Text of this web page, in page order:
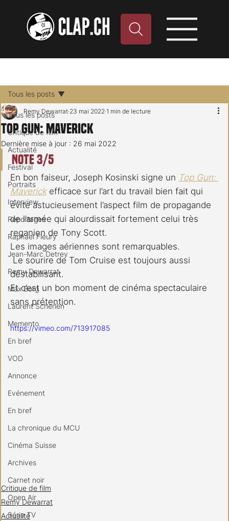
Tous les posts
Critique de film
Actualité
Festival
Portraits
Interview
Reportages
Raphael Fleury
Jean-Marc Detrey
Remy Dewarrat
Max Borg
Laurent Scherlen
Memento
En bref
VOD
Annonce
Evénement
En bref
La chronique du MCU
Cinéma Suisse
Archives
Carnet noir
Open Air
Série TV
Tous les posts
Top Gun: Maverick
Remy Dewarrat 23 mai 2022 1 min de lecture
Dernière mise à jour : 26 mai 2022
Note 3/5
En bon faiseur, Joseph Kosinski signe un Top Gun:
Maverick efficace sur l’art du travail bien fait qui
évite astucieusement l’aspect film de propagande
de l’armée qui alourdissait fortement celui très
reganien de Tony Scott.
Les images aériennes sont remarquables.
Le sourire de Tom Cruise est toujours aussi
déstabilisant.
Et c’est un bon moment de cinéma spectaculaire
sans prétention.
https://vimeo.com/713917085
Critique de film
Remy Dewarrat
Actualité